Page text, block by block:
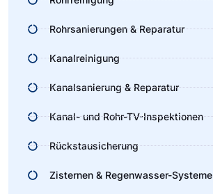
Rohrsanierungen & Reparatur
Kanalreinigung
Kanalsanierung & Reparatur
Kanal- und Rohr-TV-Inspektionen
Rückstausicherung
Zisternen & Regenwasser-Systeme